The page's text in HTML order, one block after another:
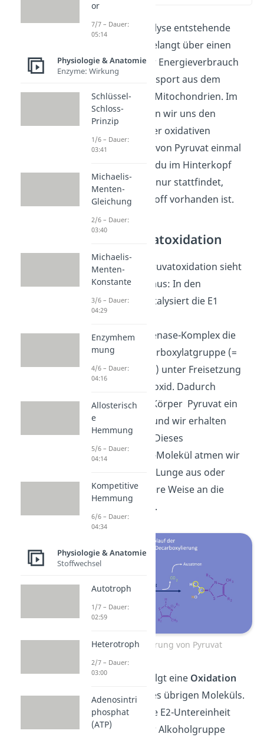
Das aus der Glykolyse entstehende
Pyruvatmolekül gelangt über einen
aktiven, also unter Energieverbrauch
ablaufenden, Transport aus dem
Zytoplasma in die Mitochondrien. Im
Folgenden schauen wir uns den
genauen Ablauf der oxidativen
Decarboxylierung von Pyruvat einmal
an. Dabei solltest du im Hinterkopf
behalten, dass sie nur stattfindet,
wenn Luftsauerstoff vorhanden ist.
Ablauf Pyruvatoxidation
Der Ablauf der Pyruvatoxidation sieht
folgendermaßen aus: In den
Mitochondrien katalysiert die E1
Pyruvatdehydrogenase-Komplex die
Abspaltung der Carboxylatgruppe (=
Decarboxylierung ) unter Freisetzung
von Kohlenstoffdioxid. Dadurch
„verliert“ der C
– Körper Pyruvat ein
Kohlenstoffatom und wir erhalten
einen C – Körper. Dieses
Kohlenstoffdioxid-Molekül atmen wir
übrigens über die Lunge aus oder
geben es auf andere Weise an die
Umwelt wieder ab.
Decarboxylierung von Pyruvat
Anschließend erfolgt eine Oxidation
der OH-Gruppe des übrigen Moleküls.
Das wird durch die E2-Untereinheit
vermittelt. Aus der Alkoholgruppe
or
7/7 – Dauer:
05:14
Physiologie & Anatomie
Enzyme: Wirkung
Schlüssel-
Schloss-
Prinzip
1/6 – Dauer:
03:41
Michaelis-
Menten-
Gleichung
2/6 – Dauer:
03:40
Michaelis-
Menten-
Konstante
3/6 – Dauer:
04:29
Enzymhem
mung
4/6 – Dauer:
04:16
Allosterisch
e
Hemmung
5/6 – Dauer:
04:14
Kompetitive
Hemmung
6/6 – Dauer:
04:34
Physiologie & Anatomie
Stoffwechsel
Autotroph
1/7 – Dauer:
02:59
Heterotroph
2/7 – Dauer:
03:00
Adenosintri
phosphat
(ATP)